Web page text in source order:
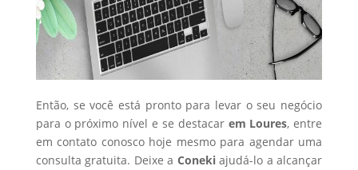
Então, se você está pronto para levar o seu negócio
para o próximo nível e se destacar em Loures, entre
em contato conosco hoje mesmo para agendar uma
consulta gratuita. Deixe a Conekiajudá-lo a alcançar